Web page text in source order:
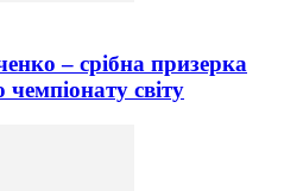
– срібна призерка
світу